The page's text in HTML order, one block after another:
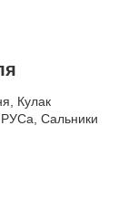
Кулак
Сальники